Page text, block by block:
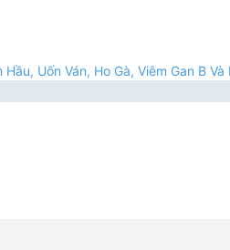
Uốn Ván, Ho Gà, Viêm Gan B